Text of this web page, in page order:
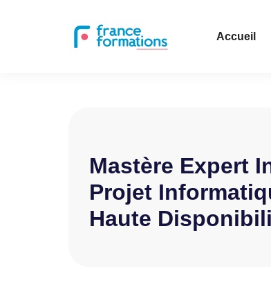
Accueil
Mastère Expert
Projet
Haute